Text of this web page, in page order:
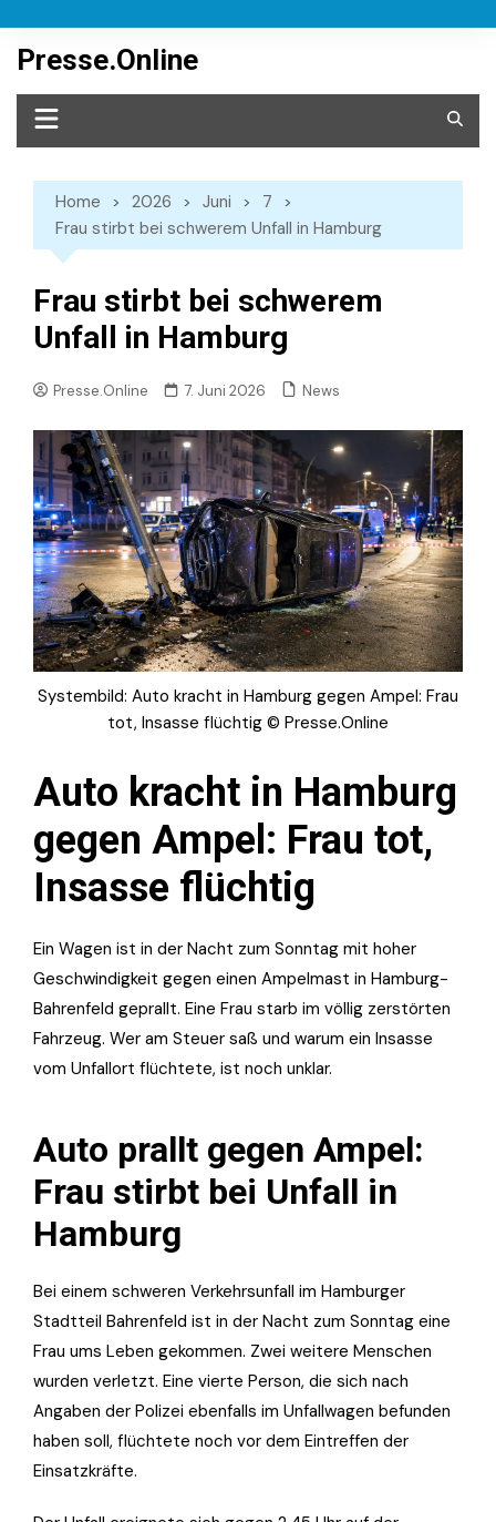
content
Presse.Online
Home 2026 Juni
7
Frau stirbt bei schwerem Unfall in Hamburg
Frau stirbt bei schwerem
Unfall in Hamburg
Presse.Online 7. Juni 2026 News
Systembild: Auto kracht in Hamburg gegen Ampel: Frau
tot, Insasse flüchtig © Presse.Online
Auto kracht in Hamburg
gegen Ampel: Frau tot,
Insasse flüchtig
Ein Wagen ist in der Nacht zum Sonntag mit hoher
Geschwindigkeit gegen einen Ampelmast in Hamburg-
Bahrenfeld geprallt. Eine Frau starb im völlig zerstörten
Fahrzeug. Wer am Steuer saß und warum ein Insasse
vom Unfallort flüchtete, ist noch unklar.
Auto prallt gegen Ampel:
Frau stirbt bei Unfall in
Hamburg
Bei einem schweren Verkehrsunfall im Hamburger
Stadtteil Bahrenfeld ist in der Nacht zum Sonntag eine
Frau ums Leben gekommen. Zwei weitere Menschen
wurden verletzt. Eine vierte Person, die sich nach
Angaben der Polizei ebenfalls im Unfallwagen befunden
haben soll, flüchtete noch vor dem Eintreffen der
Einsatzkräfte.